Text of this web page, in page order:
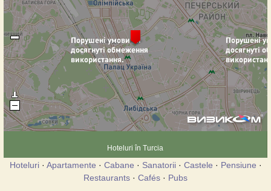
Hoteluri în Turcia
Hoteluri· Apartamente · Cabane · Sanatorii· Castele · Pensiune ·
Restaurants · Cafés · Pubs